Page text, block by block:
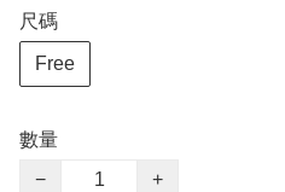
尺碼
Free
數量
−
+